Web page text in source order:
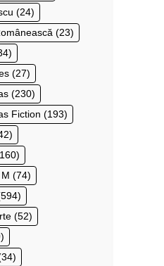
(24)
(23)
(27)
(230)
Fiction (193)
(74)
(52)